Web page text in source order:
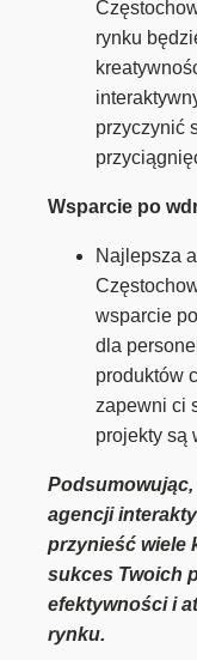
rynku
przyczynić
Wsparcie po
Najlepsza
wsparcie
dla
produktów
zapewni ci
projekty są
Podsumowując,
agencji
przynieść wiele
sukces Twoich
efektywności i
rynku.